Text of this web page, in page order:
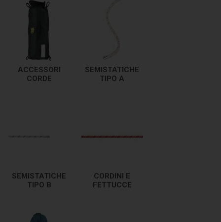
ACCESSORI
CORDE
SEMISTATICHE
TIPO A
SEMISTATICHE
TIPO B
CORDINI E
FETTUCCE